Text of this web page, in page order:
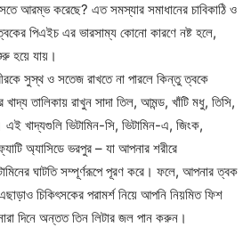
আরম্ভ করেছে? এত সমস্যার সমাধানের চাবিকাঠি ও
পিএইচ এর ভারসাম্য কোনো কারণে নষ্ট হলে,
হয়ে যায়।
সুস্থ ও সতেজ রাখতে না পারলে কিন্তু ত্বকে
তালিকায় রাখুন সাদা তিল, আমন্ড, খাঁটি মধু, তিসি,
খাদ্যগুলি ভিটামিন-সি, ভিটামিন-এ, জিংক,
অ্যাসিডে ভরপুর – যা আপনার শরীরে
ঘাটতি সম্পূর্ণরূপে পূরণ করে। ফলে, আপনার ত্বক
চিকিৎসকের পরামর্শ নিয়ে আপনি নিয়মিত ফিশ
দিনে অন্তত তিন লিটার জল পান করুন।